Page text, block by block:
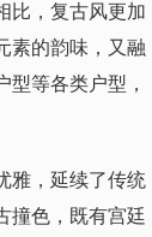
比，复古风更加
素的韵味，又融
等各类户型，
雅，延续了传统
撞色，既有宫廷